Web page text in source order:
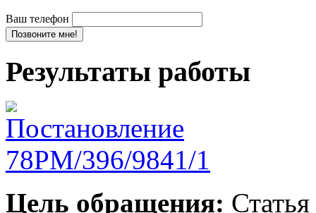
Ваш телефон
Результаты работы
Цель обращения: